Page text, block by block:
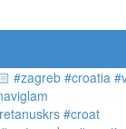
#croat